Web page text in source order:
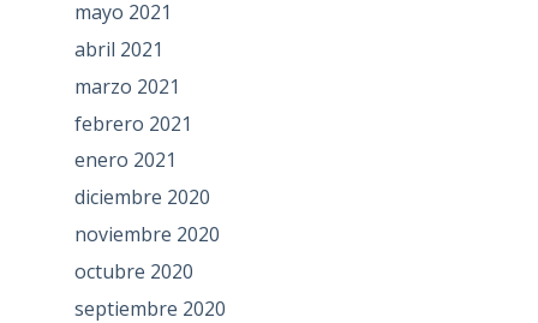
mayo 2021
abril 2021
marzo 2021
febrero 2021
enero 2021
diciembre 2020
noviembre 2020
octubre 2020
septiembre 2020